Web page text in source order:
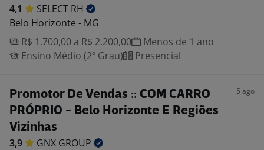
4,1 SELECT RH
Belo Horizonte - MG
R$ 1.700,00 a R$ 2.200,00
Menos de 1 ano
Ensino Médio (2º Grau)
Presencial
Promotor De Vendas :: COM CARRO
PRÓPRIO - Belo Horizonte E Regiões
Vizinhas
5 ago
3,9 GNX GROUP